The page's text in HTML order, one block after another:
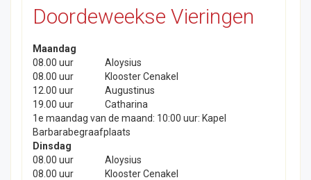
Doordeweekse Vieringen
Maandag
08.00 uur
Aloysius
08.00 uur
Klooster Cenakel
12.00 uur
Augustinus
19.00 uur
Catharina
1e maandag van de maand: 10:00 uur: Kapel
Barbarabegraafplaats
Dinsdag
08.00 uur
Aloysius
08.00 uur
Klooster Cenakel